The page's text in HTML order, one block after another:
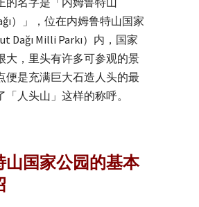
）」，位在内姆鲁特山国家
Dağı Milli Parkı）内，国家
大，里头有许多可参观的景
便是充满巨大石造人头的最
「人头山」这样的称呼。
山国家公园的基本